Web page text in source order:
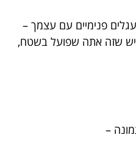
פנימיים עם עצמך –
שזה אתה שפועל בשטח,
–